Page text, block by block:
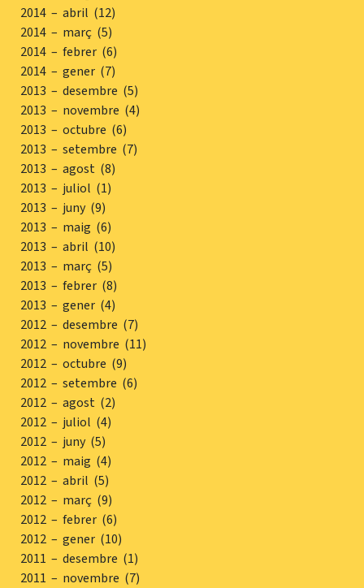
2014 – abril (12)
2014 – març (5)
2014 – febrer (6)
2014 – gener (7)
2013 – desembre (5)
2013 – novembre (4)
2013 – octubre (6)
2013 – setembre (7)
2013 – agost (8)
2013 – juliol (1)
2013 – juny (9)
2013 – maig (6)
2013 – abril (10)
2013 – març (5)
2013 – febrer (8)
2013 – gener (4)
2012 – desembre (7)
2012 – novembre (11)
2012 – octubre (9)
2012 – setembre (6)
2012 – agost (2)
2012 – juliol (4)
2012 – juny (5)
2012 – maig (4)
2012 – abril (5)
2012 – març (9)
2012 – febrer (6)
2012 – gener (10)
2011 – desembre (1)
2011 – novembre (7)